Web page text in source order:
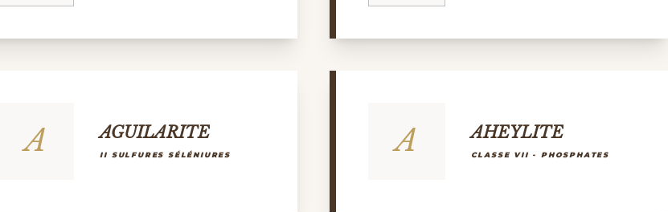
A AGUILARITE
II SULFURES SÉLÉNIURES A AHEYLITE
CLASSE VII - PHOSPHATES